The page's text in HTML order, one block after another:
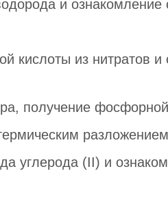
и ознакомление
кислоты из нитратов
получение
углерода (II) и